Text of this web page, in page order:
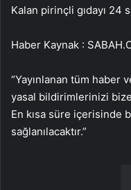
Kalan pirinçli gıdayı 24
Haber Kaynak :
“Yayınlanan tüm
yasal bildirimlerinizi
En kısa süre içerisinde
sağlanılacaktır.”